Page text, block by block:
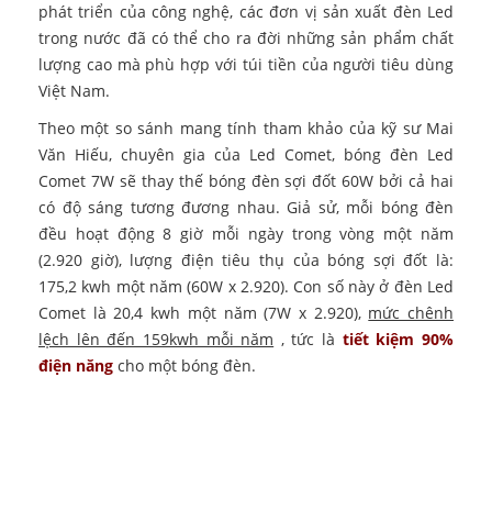
phát triển của công nghệ, các đơn vị sản xuất đèn Led
trong nước đã có thể cho ra đời những sản phẩm chất
lượng cao mà phù hợp với túi tiền của người tiêu dùng
Việt Nam.
Theo một so sánh mang tính tham khảo của kỹ sư Mai
Văn Hiếu, chuyên gia của Led Comet, bóng đèn Led
Comet 7W sẽ thay thế bóng đèn sợi đốt 60W bởi cả hai
có độ sáng tương đương nhau. Giả sử, mỗi bóng đèn
đều hoạt động 8 giờ mỗi ngày trong vòng một năm
(2.920 giờ), lượng điện tiêu thụ của bóng sợi đốt là:
175,2 kwh một năm (60W x 2.920). Con số này ở đèn Led
Comet là 20,4 kwh một năm (7W x 2.920), mức chênh
lệch lên đến 159kwh mỗi năm , tức là tiết kiệm 90%
điện năng cho một bóng đèn.